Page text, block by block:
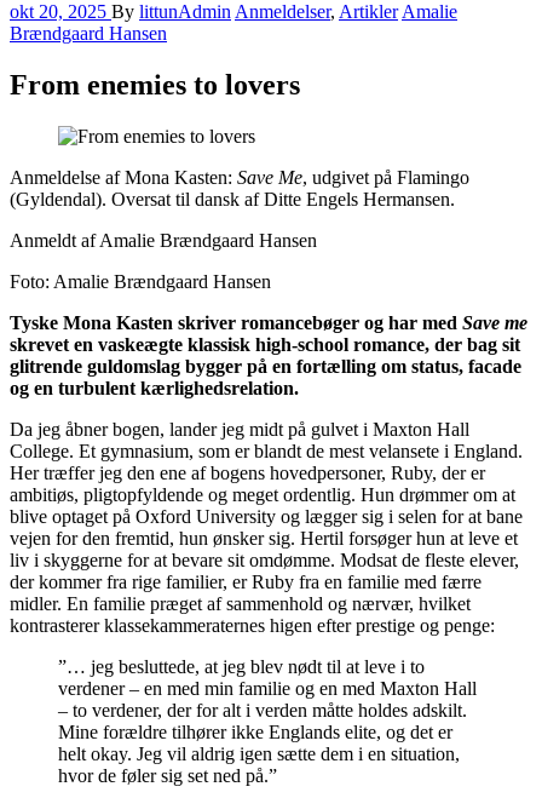
okt 20, 2025 By littunAdmin Anmeldelser, Artikler Amalie
Brændgaard Hansen
From enemies to lover​​​​s
Anmeldelse af Mona Kasten: Save Me, udgivet på Flamingo
(Gyldendal). Oversat til dansk af Ditte Engels Hermansen.
Anmeldt af Amalie Brændgaard Hansen
Foto: Amalie Brændgaard Hansen
Tyske Mona Kasten skriver romancebøger og har med Save me
skrevet en vaskeægte klassisk high-school romance, der bag sit
glitrende guldomslag bygger på en fortælling om status, facade
og en turbulent kærlighedsrelation.
Da jeg åbner bogen, lander jeg midt på gulvet i Maxton Hall
College. Et gymnasium, som er blandt de mest velansete i England.
Her træffer jeg den ene af bogens hovedpersoner, Ruby, der er
ambitiøs, pligtopfyldende og meget ordentlig. Hun drømmer om at
blive optaget på Oxford University og lægger sig i selen for at bane
vejen for den fremtid, hun ønsker sig. Hertil forsøger hun at leve et
liv i skyggerne for at bevare sit omdømme. Modsat de fleste elever,
der kommer fra rige familier, er Ruby fra en familie med færre
midler. En familie præget af sammenhold og nærvær, hvilket
kontrasterer klassekammeraternes higen efter prestige og penge:
”… jeg besluttede, at jeg blev nødt til at leve i to
verdener – en med min familie og en med Maxton Hall
– to verdener, der for alt i verden måtte holdes adskilt.
Mine forældre tilhører ikke Englands elite, og det er
helt okay. Jeg vil aldrig igen sætte dem i en situation,
hvor de føler sig set ned på.”